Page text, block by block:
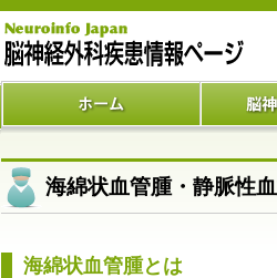
海綿状血管腫・静脈性
海綿状血管腫とは